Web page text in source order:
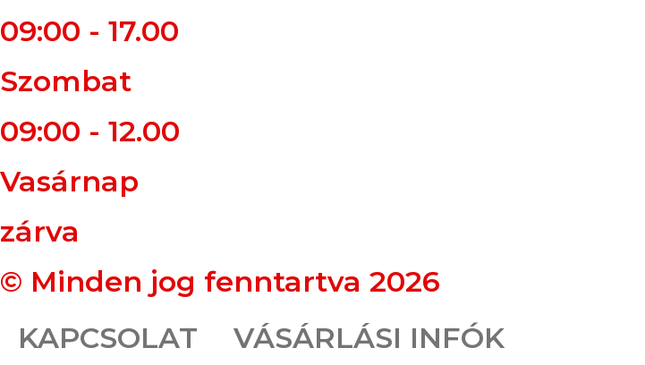
09:00 - 17.00
Szombat
09:00 - 12.00
Vasárnap
zárva
© Minden jog fenntartva 2026
KAPCSOLAT
VÁSÁRLÁSI INFÓK